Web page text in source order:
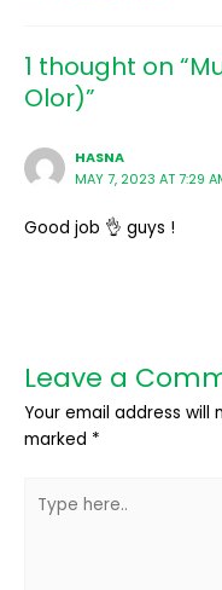
1 thought on
Olor)”
HASNA
MAY 7, 2023 AT 7:29
Good job 👌 guys !
Leave a
Your email address will
marked *
here..